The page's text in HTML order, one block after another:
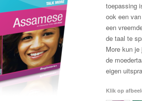
toepassing
ook een
een
de taal te
More kun
de
eigen
Klik op